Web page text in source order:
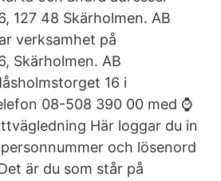
127 48 Skärholmen. AB
verksamhet på
Skärholmen. AB
16 i
08-508 390 00 med ⌚
Här loggar du in
och lösenord
är du som står på